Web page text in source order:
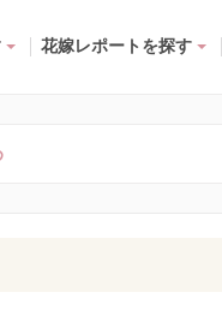
花嫁レポートを探す